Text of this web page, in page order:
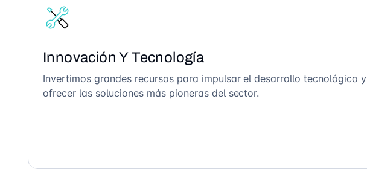
Innovación Y Tecnología
Invertimos grandes recursos para impulsar el desarrollo tecnológico y
ofrecer las soluciones más pioneras del sector.